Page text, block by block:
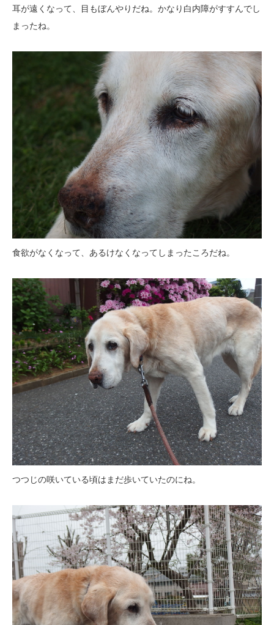
耳が遠くなって、目もぼんやりだね。かなり白内障がすすんでし
まったね。
食欲がなくなって、あるけなくなってしまったころだね。
つつじの咲いている頃はまだ歩いていたのにね。